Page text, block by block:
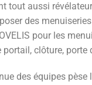
tout aussi
des
pour les
clôture,
des équipes